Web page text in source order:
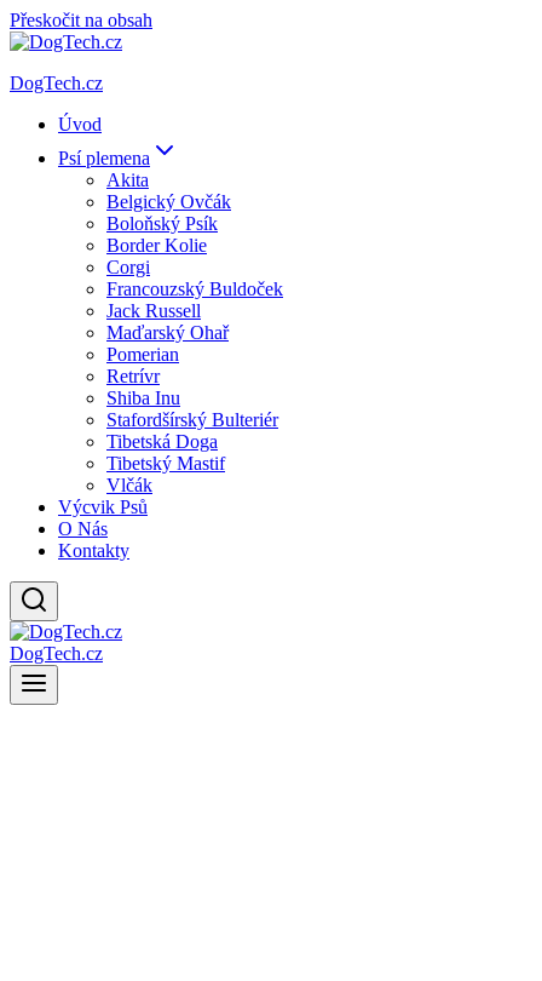
Přeskočit na obsah
DogTech.cz
Úvod
Psí plemena
Akita
Belgický Ovčák
Boloňský Psík
Border Kolie
Corgi
Francouzský Buldoček
Jack Russell
Maďarský Ohař
Pomerian
Retrívr
Shiba Inu
Stafordšírský Bulteriér
Tibetská Doga
Tibetský Mastif
Vlčák
Výcvik Psů
O Nás
Kontakty
DogTech.cz